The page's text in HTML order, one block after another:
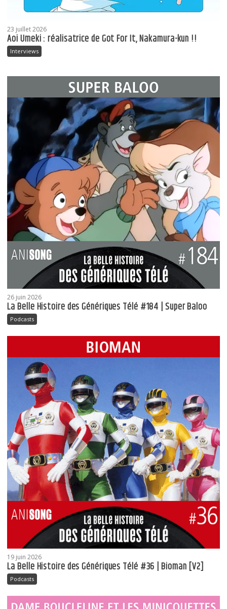
23 juillet 2026
Aoi Umeki : réalisatrice de Got For It, Nakamura-kun !!
Interviews
26 juin 2026
La Belle Histoire des Génériques Télé #184 | Super Baloo
Podcasts
19 juin 2026
La Belle Histoire des Génériques Télé #36 | Bioman [V2]
Podcasts